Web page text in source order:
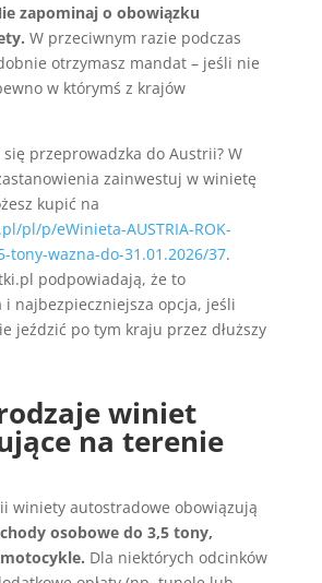
zapominaj o obowiązku
W przeciwnym razie podczas
otrzymasz mandat – jeśli nie
w którymś z krajów
się przeprowadzka do Austrii? W
zainwestuj w winietę
kupić na
pl/p/eWinieta-AUSTRIA-ROK-
tony-wazna-do-31.01.2026/37.
podpowiadają, że to
i najbezpieczniejsza opcja, jeśli
jeździć po tym kraju przez dłuższy
winiet
na terenie
winiety autostradowe obowiązują
osobowe do 3,5 tony,
Dla niektórych odcinków